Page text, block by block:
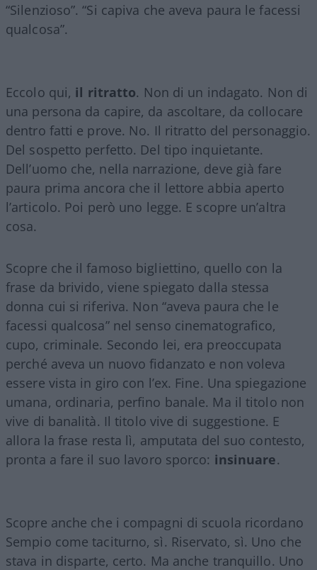
“Silenzioso”. “Si capiva che aveva paura le facessi
qualcosa”.
Eccolo qui, il ritratto. Non di un indagato. Non di
una persona da capire, da ascoltare, da collocare
dentro fatti e prove. No. Il ritratto del personaggio.
Del sospetto perfetto. Del tipo inquietante.
Dell’uomo che, nella narrazione, deve già fare
paura prima ancora che il lettore abbia aperto
l’articolo. Poi però uno legge. E scopre un’altra
cosa.
Scopre che il famoso bigliettino, quello con la
frase da brivido, viene spiegato dalla stessa
donna cui si riferiva. Non “aveva paura che le
facessi qualcosa” nel senso cinematografico,
cupo, criminale. Secondo lei, era preoccupata
perché aveva un nuovo fidanzato e non voleva
essere vista in giro con l’ex. Fine. Una spiegazione
umana, ordinaria, perfino banale. Ma il titolo non
vive di banalità. Il titolo vive di suggestione. E
allora la frase resta lì, amputata del suo contesto,
pronta a fare il suo lavoro sporco: insinuare.
Scopre anche che i compagni di scuola ricordano
Sempio come taciturno, sì. Riservato, sì. Uno che
stava in disparte, certo. Ma anche tranquillo. Uno